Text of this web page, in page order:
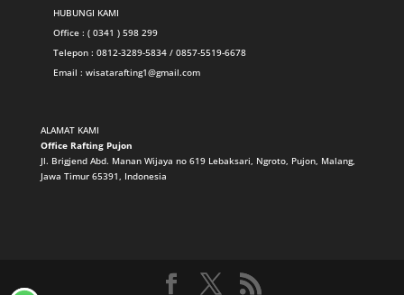
HUBUNGI KAMI
Office : ( 0341 ) 598 299
Telepon : 0812-3289-5834 / 0857-5519-6678
Email : wisatarafting1@gmail.com
ALAMAT KAMI
Office Rafting Pujon
Jl. Brigjend Abd. Manan Wijaya no 619 Lebaksari, Ngroto, Pujon, Malang,
Jawa Timur 65391, Indonesia